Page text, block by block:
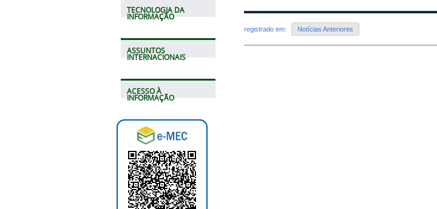
TECNOLOGIA DA
INFORMAÇÃO
ASSUNTOS
INTERNACIONAIS
ACESSO À
INFORMAÇÃO
registrado em: Notícias Anteriores